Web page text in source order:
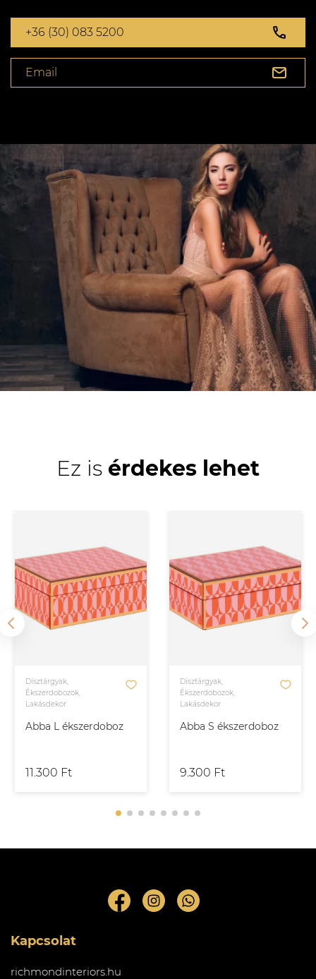
+36 (30) 083 5200
Email
Ez is érdekes lehet
Abba L ékszerdoboz
Dísztárgyak,
Ékszerdobozok,
Lakásdekor
11.300 Ft
Abba S ékszerdoboz
Dísztárgyak,
Ékszerdobozok,
Lakásdekor
9.300 Ft
Kapcsolat
richmondinteriors.hu